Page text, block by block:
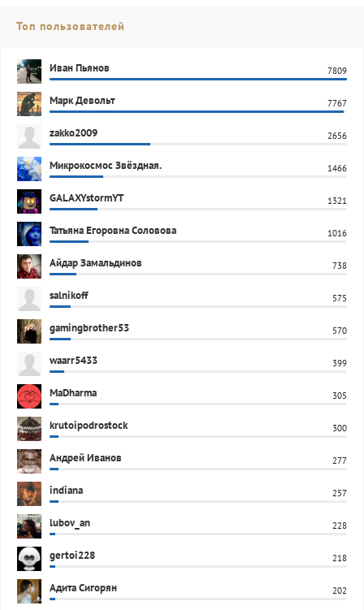
Топ пользователей
Иван Пьянов 7809
Марк Девольт 7767
zakko2009 2656
Микрокосмос Звёздная. 1466
GALAXYstormYT 1321
Татьяна Егоровна Соловова 1016
Айдар Замальдинов 738
salnikoff 575
gamingbrother53 570
waarr5433 399
MaDharma 305
krutoipodrostock 300
Андрей Иванов 277
indiana 257
lubov_an 228
gertoi228 218
Адита Сигорян 202